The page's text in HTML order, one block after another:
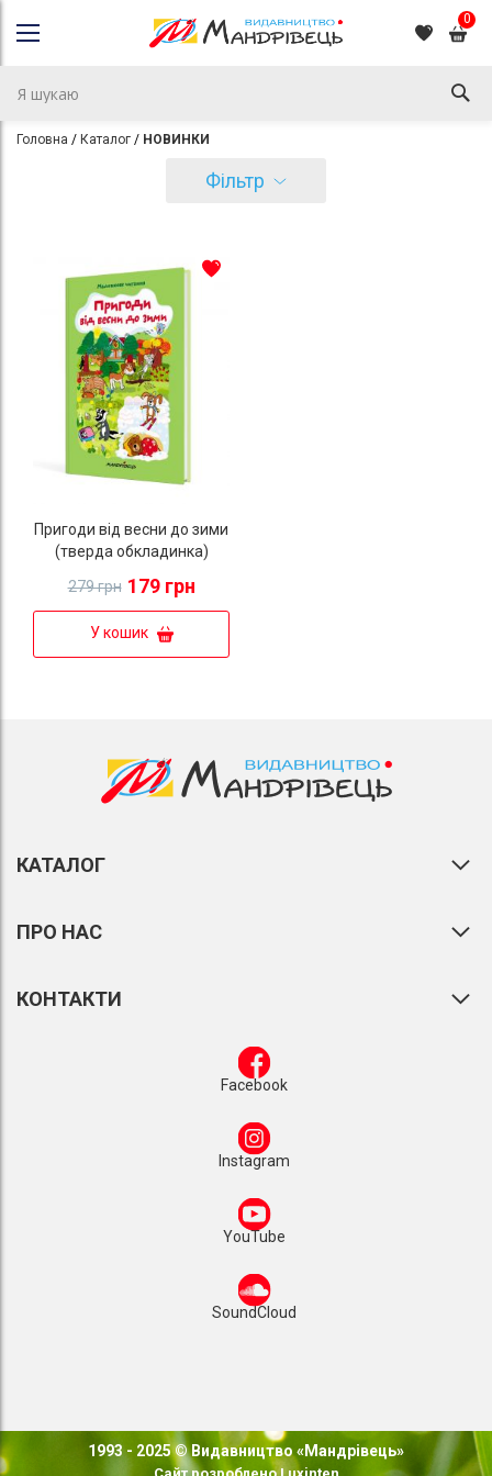
0
Головна Каталог НОВИНКИ
Фільтр
Пригоди від весни до зими
(тверда обкладинка)
179 грн
279 грн
У кошик
КАТАЛОГ
ПРО НАС
КОНТАКТИ
Facebook
Instagram
YouTube
SoundCloud
1993 - 2025 © Видавництво «Мандрівець»